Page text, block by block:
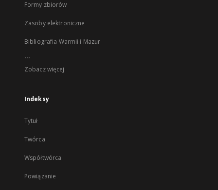
Formy zbiorów
Zasoby elektroniczne
Bibliografia Warmii i Mazur
...
Zobacz więcej
Indeksy
Tytuł
Twórca
Współtwórca
Powiązanie